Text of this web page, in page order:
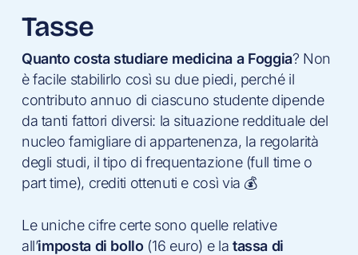
Tasse
Quanto costa studiare medicina a Foggia? Non
è facile stabilirlo così su due piedi, perché il
contributo annuo di ciascuno studente dipende
da tanti fattori diversi: la situazione reddituale del
nucleo famigliare di appartenenza, la regolarità
degli studi, il tipo di frequentazione (full time o
part time), crediti ottenuti e così via 💰
Le uniche cifre certe sono quelle relative
all’imposta di bollo (16 euro) e la tassa di